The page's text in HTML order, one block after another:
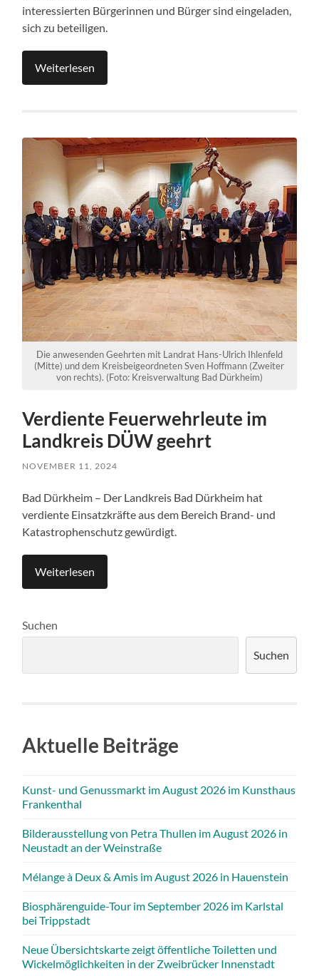
interessierten Bürgerinnen und Bürger sind eingeladen,
sich zu beteiligen.
Weiterlesen
Die anwesenden Geehrten mit Landrat Hans-Ulrich Ihlenfeld
(Mitte) und dem Kreisbeigeordneten Sven Hoffmann (Zweiter
von rechts). (Foto: Kreisverwaltung Bad Dürkheim)
Verdiente Feuerwehrleute im
Landkreis DÜW geehrt
NOVEMBER 11, 2024
Bad Dürkheim – Der Landkreis Bad Dürkheim hat
verdiente Einsatzkräfte aus dem Bereich Brand- und
Katastrophenschutz gewürdigt.
Weiterlesen
Suchen
Suchen
Aktuelle Beiträge
Kunst- und Genussmarkt im August 2026 im Kunsthaus
Frankenthal
Bilderausstellung von Petra Thullen im August 2026 in
Neustadt an der Weinstraße
Mélange à Deux & Amis im August 2026 in Hauenstein
Biosphärenguide-Tour im September 2026 im Karlstal
bei Trippstadt
Neue Übersichtskarte zeigt öffentliche Toiletten und
Wickelmöglichkeiten in der Zweibrücker Innenstadt